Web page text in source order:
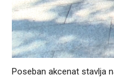
Poseban akcenat stavlja